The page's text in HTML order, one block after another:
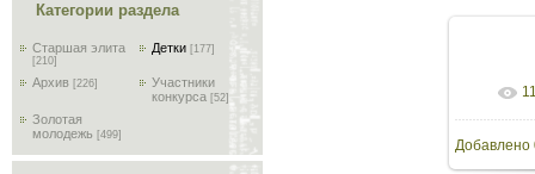
Категории раздела
Старшая элита
[210]
Детки [177]
Архив [226]
Участники
конкурса [52]
Золотая
молодежь [499]
Добавлено